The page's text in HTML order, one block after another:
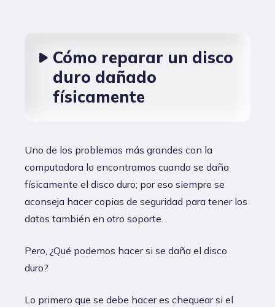
Cómo reparar un disco
duro dañado
físicamente
Uno de los problemas más grandes con la
computadora lo encontramos cuando se daña
físicamente el disco duro; por eso siempre se
aconseja hacer copias de seguridad para tener los
datos también en otro soporte.
Pero, ¿Qué podemos hacer si se daña el disco
duro?
Lo primero que se debe hacer es chequear si el